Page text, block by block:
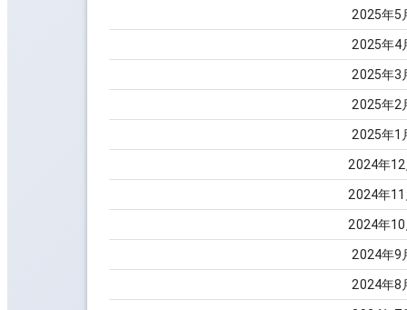
2025年5
2025年4
2025年3
2025年2
2025年1
2024年12
2024年11
2024年10
2024年9
2024年8